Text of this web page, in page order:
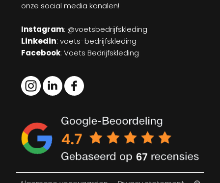
onze social media kanalen!
Instagram: @voetsbedrijfskleding
Linkedin: voets-bedrijfskleding
Facebook: Voets Bedrijfskleding